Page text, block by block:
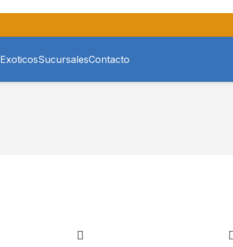
ExoticosSucursalesContacto